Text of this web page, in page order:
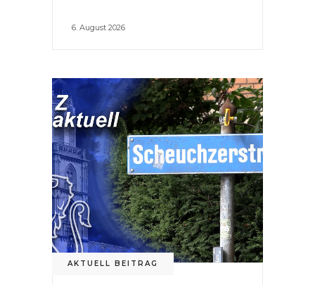
6. August 2026
AKTUELL BEITRAG